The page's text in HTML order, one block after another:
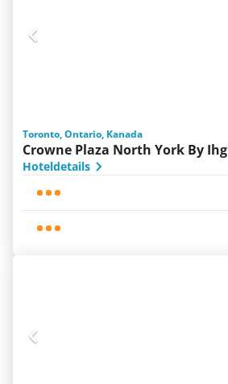
Toronto, Ontario, Kanada
Crowne Plaza North York By Ihg
Hoteldetails